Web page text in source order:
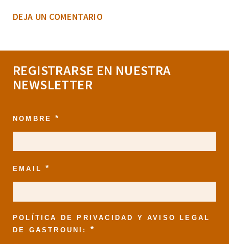
DEJA UN COMENTARIO
REGISTRARSE EN NUESTRA
NEWSLETTER
NOMBRE*
EMAIL*
POLÍTICA DE PRIVACIDAD Y AVISO LEGAL
DE GASTROUNI: *